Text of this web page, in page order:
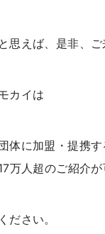
思えば、是非、ご
カイは
体に加盟・提携
万人超のご紹介が
ださい。